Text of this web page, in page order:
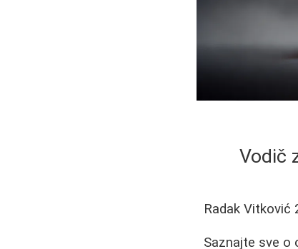
Vodič
Radak Vitković
Saznajte sve o